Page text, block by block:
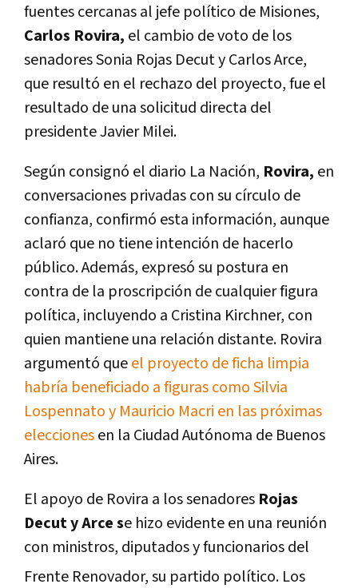
fuentes cercanas al jefe político de Misiones,
Carlos Rovira, el cambio de voto de los
senadores Sonia Rojas Decut y Carlos Arce,
que resultó en el rechazo del proyecto, fue el
resultado de una solicitud directa del
presidente Javier Milei.
Según consignó el diario La Nación, Rovira, en
conversaciones privadas con su círculo de
confianza, confirmó esta información, aunque
aclaró que no tiene intención de hacerlo
público. Además, expresó su postura en
contra de la proscripción de cualquier figura
política, incluyendo a Cristina Kirchner, con
quien mantiene una relación distante. Rovira
argumentó queel proyecto de ficha limpia
habría beneficiado a figuras como Silvia
Lospennato y Mauricio Macri en las próximas
eleccionesen la Ciudad Autónoma de Buenos
Aires.
El apoyo de Rovira a los senadores Rojas
Decut y Arce se hizo evidente en una reunión
con ministros, diputados y funcionarios del
Frente Renovador, su partido político. Los